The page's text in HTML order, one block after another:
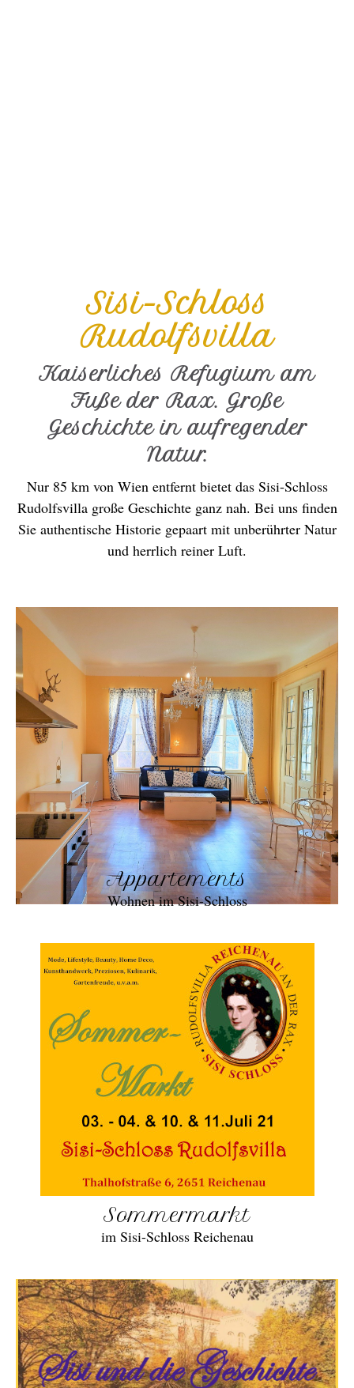
Sisi-Schloss
Rudolfsvilla
Kaiserliches Refugium am
Fuße der Rax. Große
Geschichte in aufregender
Natur.
Nur 85 km von Wien entfernt bietet das Sisi-Schloss
Rudolfsvilla große Geschichte ganz nah. Bei uns finden
Sie authentische Historie gepaart mit unberührter Natur
und herrlich reiner Luft.
Appartements
Wohnen im Sisi-Schloss
Sommermarkt
im Sisi-Schloss Reichenau